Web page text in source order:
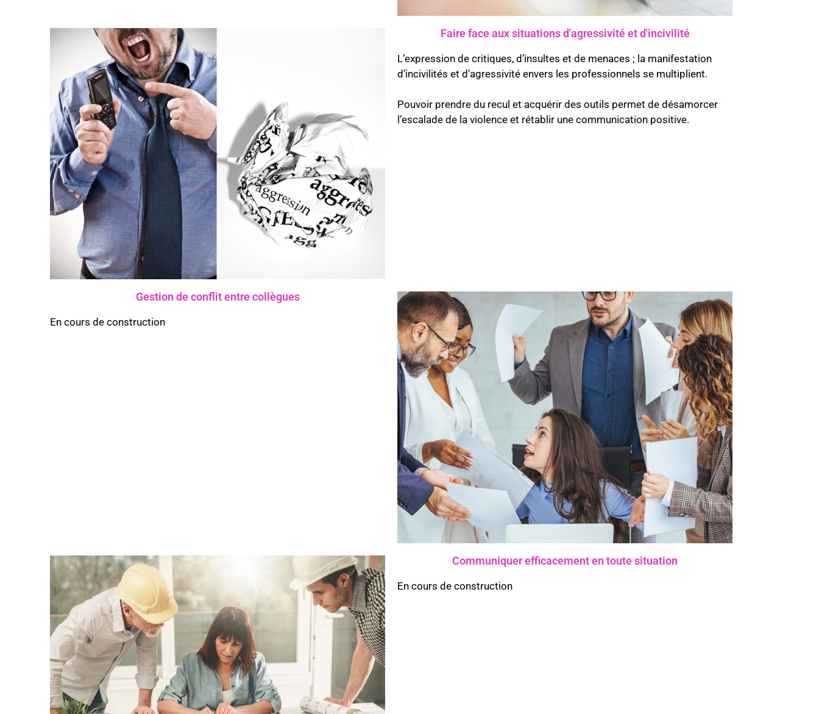
Faire face aux situations d'agressivité et d'incivilité
L’expression de critiques, d’insultes et de menaces ; la manifestation
d’incivilités et d’agressivité envers les professionnels se multiplient.
Pouvoir prendre du recul et acquérir des outils permet de désamorcer
l’escalade de la violence et rétablir une communication positive.
Gestion de conflit entre collègues
En cours de construction
Communiquer efficacement en toute situation
En cours de construction